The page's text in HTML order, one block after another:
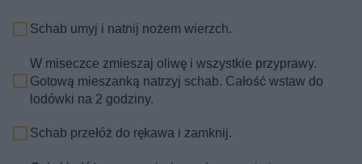
Schab umyj i natnij nożem wierzch.
W miseczce zmieszaj oliwę i wszystkie przyprawy.
Gotową mieszanką natrzyj schab. Całość wstaw do
lodówki na 2 godziny.
Schab przełóż do rękawa i zamknij.